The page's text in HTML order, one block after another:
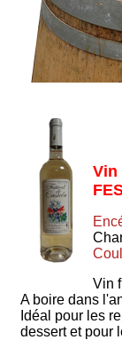
Vin
Vin
A boire dans
Idéal pour les
dessert et pour